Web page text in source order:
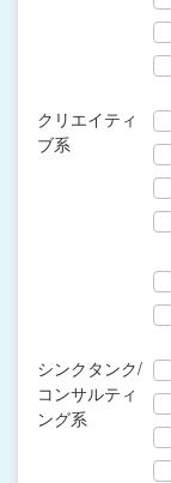
クリエイティ
ブ系
シンクタンク/
コンサルティ
ング系